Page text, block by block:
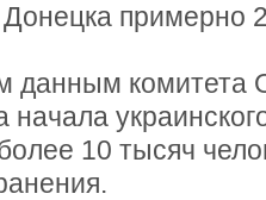
примерно
данным
10 тысяч